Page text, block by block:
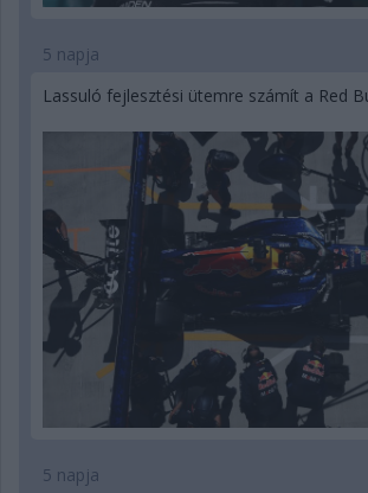
5 napja
Lassuló fejlesztési ütemre számít a Red
5 napja